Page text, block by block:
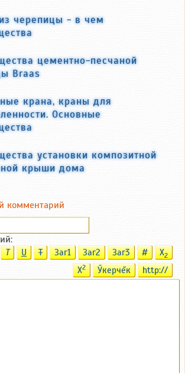
черепицы - в чем
цементно-песчаной
Braas
крана, краны для
Основные
установки композитной
крыши дома
комментарий
T U T Заг1 Заг2 Заг3 # X2
X2 Ӳкерчĕк http://